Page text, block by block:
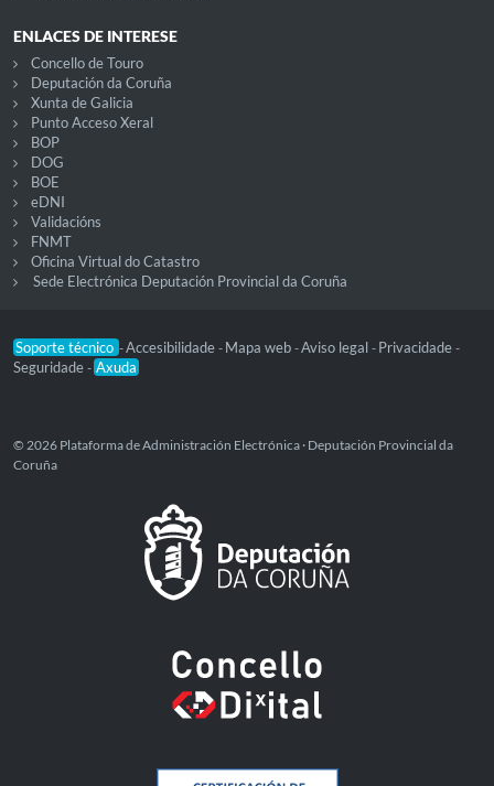
ENLACES DE INTERESE
Concello de Touro
Deputación da Coruña
Xunta de Galicia
Punto Acceso Xeral
BOP
DOG
BOE
eDNI
Validacións
FNMT
Oficina Virtual do Catastro
Sede Electrónica Deputación Provincial da Coruña
Soporte técnico -Accesibilidade - Mapa web -Aviso legal - Privacidade -
Seguridade - Axuda
© 2026 Plataforma de Administración Electrónica · Deputación Provincial da
Coruña